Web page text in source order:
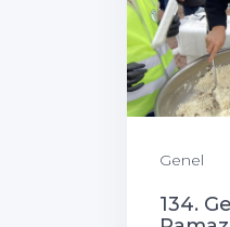
Genel
134.